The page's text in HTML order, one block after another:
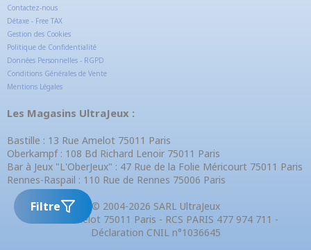
Filtre
Contactez-nous
Détaxe - Free TAX
Gestion des Cookies
Politique de Confidentialité
Données Personnelles - RGPD
Conditions Générales de Vente
Mentions Légales
Les Magasins UltraJeux :
Bastille : 13 Rue Amelot 75011 Paris
Oberkampf : 108 Bd Richard Lenoir 75011 Paris
Bar à Jeux "L'OberJeux" : 47 Rue de la Folie Méricourt 75011 Paris
Rennes-Raspail : 110 Rue de Rennes 75006 Paris
© 2004-2026 SARL UltraJeux
13 Rue Amelot 75011 Paris - RCS PARIS 477 974 711 -
Déclaration CNIL n°1036645